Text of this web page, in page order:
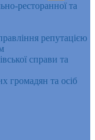
ресторанної та
репутацією
справи та
громадян та осіб